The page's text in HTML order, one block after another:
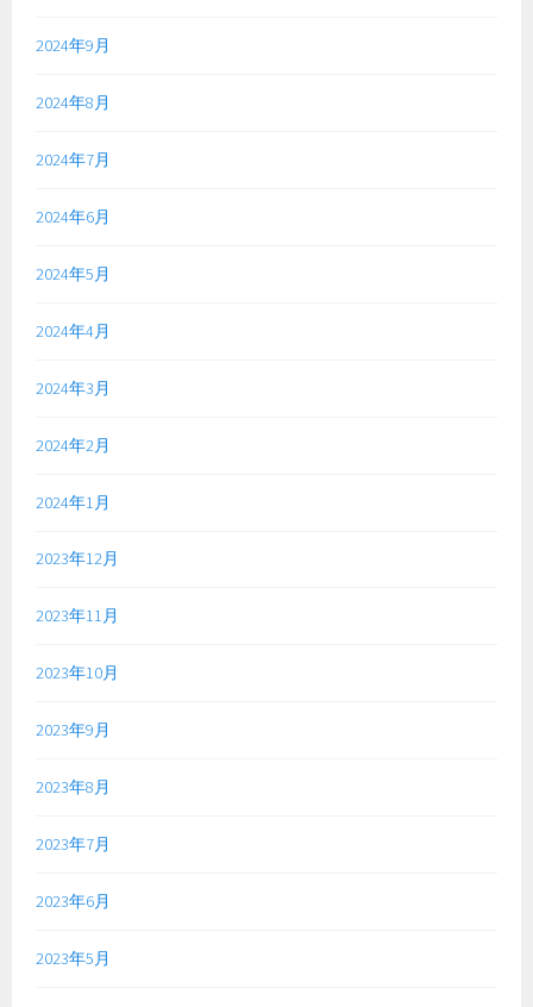
2024年9月
2024年8月
2024年7月
2024年6月
2024年5月
2024年4月
2024年3月
2024年2月
2024年1月
2023年12月
2023年11月
2023年10月
2023年9月
2023年8月
2023年7月
2023年6月
2023年5月